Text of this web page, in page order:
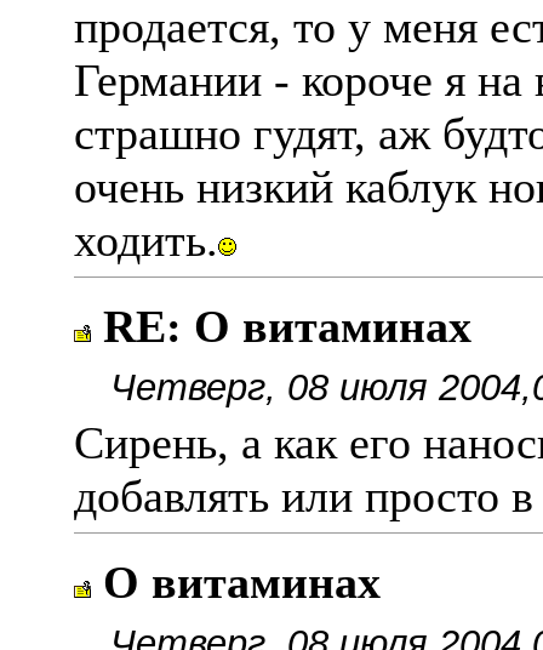
продается, то у меня
Германии - короче я на
страшно гудят, аж
очень низкий каблук
ходить.
RE: О витаминах
Четверг, 08 июля
Сирень, а как его
добавлять или просто
О витаминах